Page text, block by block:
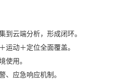
到云端分析，形成闭环。
运动＋定位全面覆盖。
使用。
、应急响应机制。